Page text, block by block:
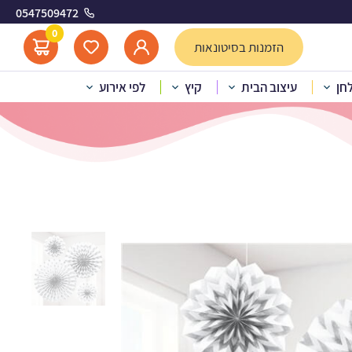
0547509472
הזמנות בסיטונאות
0
עיצוב הבית קיץ לפי אירוע גליטר – לבן